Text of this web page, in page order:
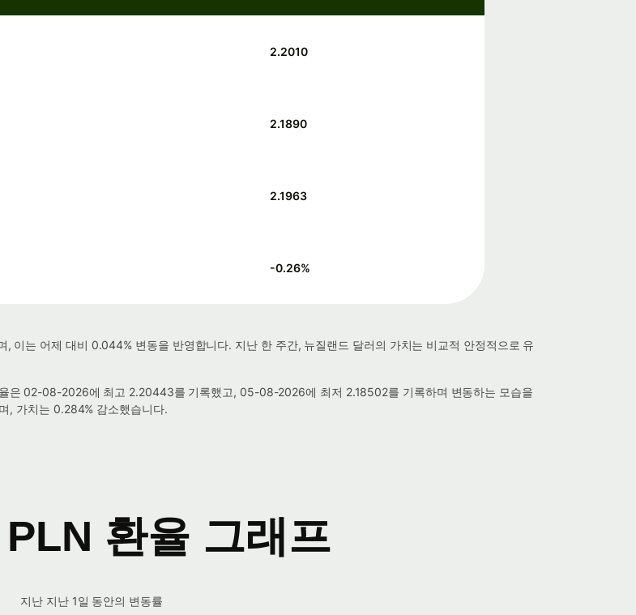
2.2010
2.1890
2.1963
-0.26%
는 어제 대비 0.044% 변동을 반영합니다. 지난 한 주간, 뉴질랜드 달러의 가치는 비교적 안정적으로 유
은 02-08-2026에 최고 2.20443를 기록했고, 05-08-2026에 최저 2.18502를 기록하며 변동하는 모습을
, 가치는 0.284% 감소했습니다.
환율 그래프
지난 지난 1일 동안의 변동률